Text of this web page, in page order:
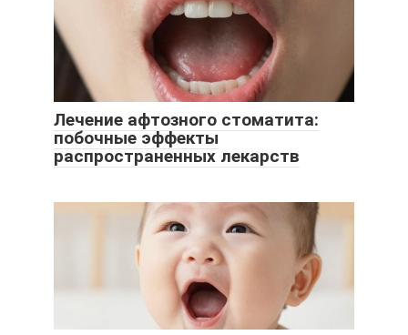
Лечение афтозного стоматита:
побочные эффекты
распространенных лекарств